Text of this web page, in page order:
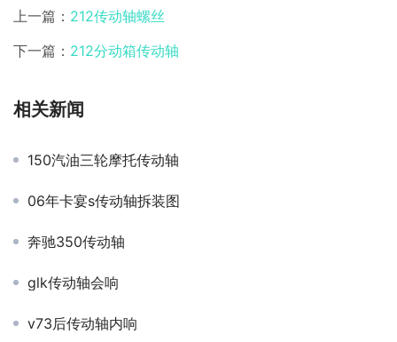
上一篇： 212传动轴螺丝
下一篇： 212分动箱传动轴
相关新闻
150汽油三轮摩托传动轴
06年卡宴s传动轴拆装图
奔驰350传动轴
glk传动轴会响
v73后传动轴内响